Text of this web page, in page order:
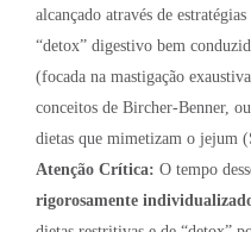
alcançado através de
“detox” digestivo bem
(focada na mastigação
conceitos de Bircher-Benner,
dietas que mimetizam o jejum
Atenção Crítica: O tempo
rigorosamente